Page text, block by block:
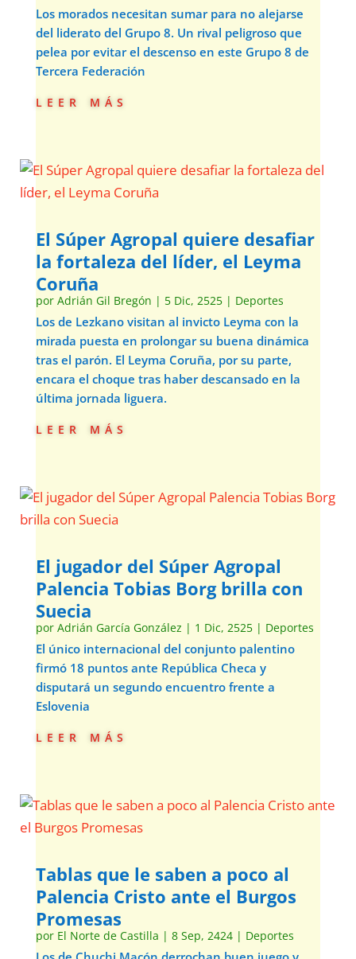
Los morados necesitan sumar para no alejarse
del liderato del Grupo 8. Un rival peligroso que
pelea por evitar el descenso en este Grupo 8 de
Tercera Federación
leer más
El Súper Agropal quiere desafiar
la fortaleza del líder, el Leyma
Coruña
por Adrián Gil Bregón | 5 Dic, 2525| Deportes
Los de Lezkano visitan al invicto Leyma con la
mirada puesta en prolongar su buena dinámica
tras el parón. El Leyma Coruña, por su parte,
encara el choque tras haber descansado en la
última jornada liguera.
leer más
El jugador del Súper Agropal
Palencia Tobias Borg brilla con
Suecia
por Adrián García González | 1 Dic, 2525| Deportes
El único internacional del conjunto palentino
firmó 18 puntos ante República Checa y
disputará un segundo encuentro frente a
Eslovenia
leer más
Tablas que le saben a poco al
Palencia Cristo ante el Burgos
Promesas
por El Norte de Castilla | 8 Sep, 2424| Deportes